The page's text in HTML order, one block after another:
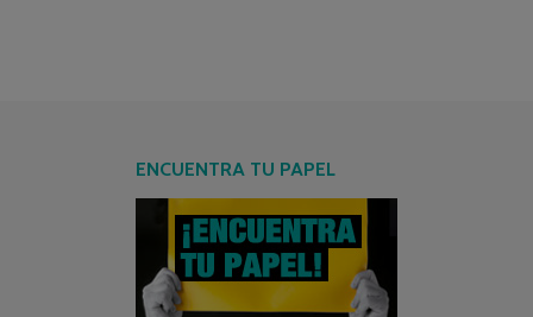
ENCUENTRA TU PAPEL